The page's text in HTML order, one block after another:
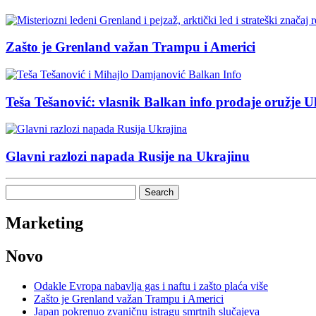
Zašto je Grenland važan Trampu i Americi
Teša Tešanović: vlasnik Balkan info prodaje oružje
Glavni razlozi napada Rusije na Ukrajinu
for:
Marketing
Novo
Odakle Evropa nabavlja gas i naftu i zašto plaća više
Zašto je Grenland važan Trampu i Americi
Japan pokrenuo zvaničnu istragu smrtnih slučajeva